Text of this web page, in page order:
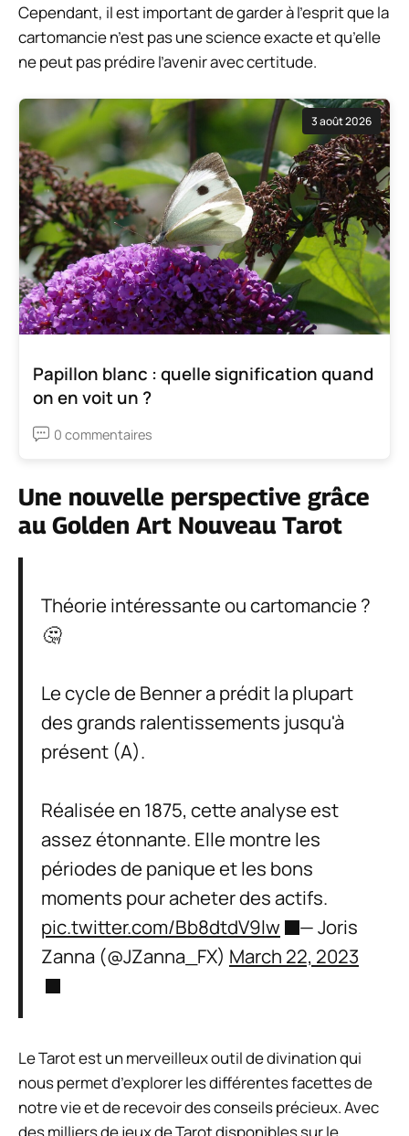
Cependant, il est important de garder à l’esprit que la
cartomancie n’est pas une science exacte et qu’elle
ne peut pas prédire l’avenir avec certitude.
3 août 2026
Papillon blanc : quelle signification quand
on en voit un ?
0 commentaires
Une nouvelle perspective grâce
au Golden Art Nouveau Tarot
Théorie intéressante ou cartomancie ?
🤔
Le cycle de Benner a prédit la plupart
des grands ralentissements jusqu'à
présent (A).
Réalisée en 1875, cette analyse est
assez étonnante. Elle montre les
périodes de panique et les bons
moments pour acheter des actifs.
pic.twitter.com/Bb8dtdV9lw
— Joris
Zanna (@JZanna_FX) March 22, 2023
Le Tarot est un merveilleux outil de divination qui
nous permet d’explorer les différentes facettes de
notre vie et de recevoir des conseils précieux. Avec